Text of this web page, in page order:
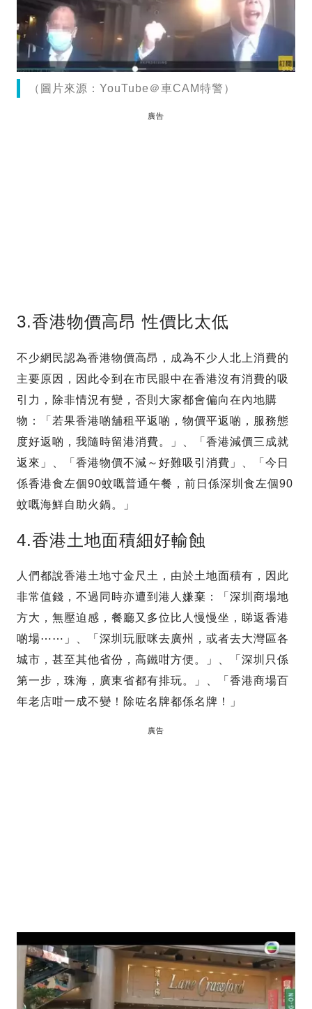
（圖片來源：YouTube＠車CAM特警）
廣告
3.香港物價高昂 性價比太低
不少網民認為香港物價高昂，成為不少人北上消費的
主要原因，因此令到在市民眼中在香港沒有消費的吸
引力，除非情況有變，否則大家都會偏向在內地購
物：「若果香港啲舖租平返啲，物價平返啲，服務態
度好返啲，我隨時留港消費。」、「香港減價三成就
返來」、「香港物價不減～好難吸引消費」、「今日
係香港食左個90蚊嘅普通午餐，前日係深圳食左個90
蚊嘅海鮮自助火鍋。」
4.香港土地面積細好輸蝕
人們都說香港土地寸金尺土，由於土地面積有，因此
非常值錢，不過同時亦遭到港人嫌棄：「深圳商場地
方大，無壓迫感，餐廳又多位比人慢慢坐，睇返香港
啲場⋯⋯」、「深圳玩厭咪去廣州，或者去大灣區各
城市，甚至其他省份，高鐵咁方便。」、「深圳只係
第一步，珠海，廣東省都有排玩。」、「香港商場百
年老店咁一成不變！除咗名牌都係名牌！」
廣告